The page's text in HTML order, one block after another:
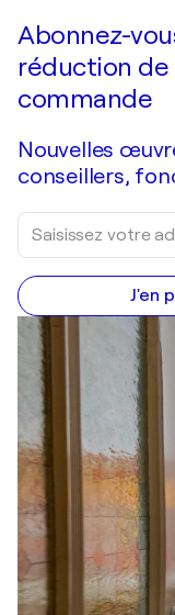
Abonnez-
réduction de
commande
Nouvelles
conseillers,
J'en